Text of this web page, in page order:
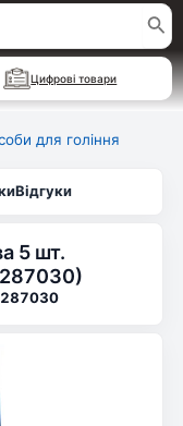
Цифрові товари
для гоління
Відгуки
5 шт.